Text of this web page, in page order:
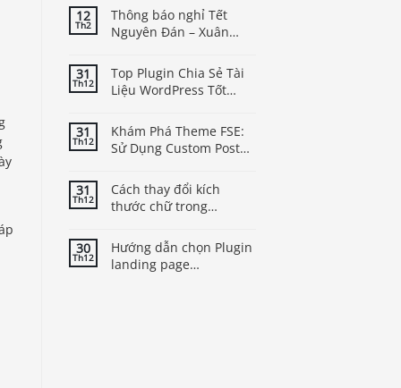
12
Th2
Thông báo nghỉ Tết
Nguyên Đán – Xuân
31
Th12
Top Plugin Chia Sẻ Tài
Liệu WordPress Tốt
31
Th12
Khám Phá Theme FSE:
Sử Dụng Custom Post
31
Th12
Cách thay đổi kích
thước chữ trong
trải nghiệm người dùng
30
Th12
Hướng dẫn chọn Plugin
landing page